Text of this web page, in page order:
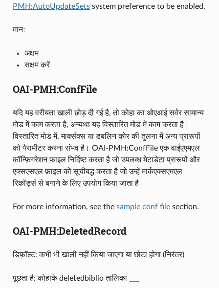
PMH:AutoUpdateSetssystem preference to be enabled.
मानः
अक्षम
सक्षम करें
OAI-PMH:ConfFile
यदि यह वरीयता खाली छोड़ दी गई है, तो कोहा का ओएआई सर्वर सामान्य
मोड में काम करता है, अन्यथा यह विस्तारित मोड में काम करता है।
विस्तारित मोड में, मार्क्सक्स या डबलिन कोर की तुलना में अन्य प्रारूपों
को पैरामीटर करना संभव है। OAI-PMH:ConfFile एक वाईएएमएल
कॉन्फ़िगरेशन फ़ाइल निर्दिष्ट करता है जो उपलब्ध मेटाडेटा प्रारूपों और
एक्सएसएल फ़ाइल को सूचीबद्ध करता है जो उन्हें मार्कएक्सएमएल
रिकॉर्ड्स से बनाने के लिए उपयोग किया जाता है।
For more information, see the sample conf filesection.
OAI-PMH:DeletedRecord
डिफ़ॉल्ट: कभी भी खाली नहीं किया जाएगा या छोटा होगा (निरंतर)
पूछता है: कोहाके deletedbiblio तालिका ___